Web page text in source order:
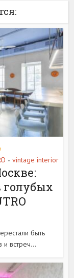
• vintage interior
быть
и встреч...